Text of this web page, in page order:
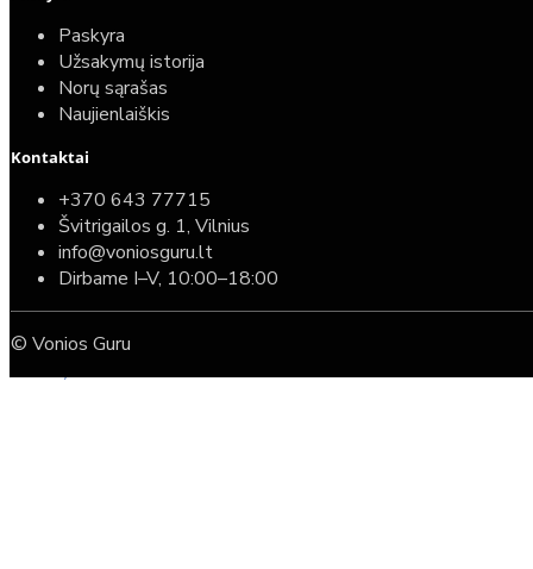
Komplektas: Tece potinkinis WC rėmas su baltu
mygtuku + Deante Peonia Rimless klozetas su
587,00€
389,00€
Paskyra
Užsakymų istorija
Norų sąrašas
Naujienlaiškis
Kontaktai
+370 643 77715
Švitrigailos g. 1, Vilnius
info@voniosguru.lt
Dirbame I–V, 10:00–18:00
© Vonios Guru